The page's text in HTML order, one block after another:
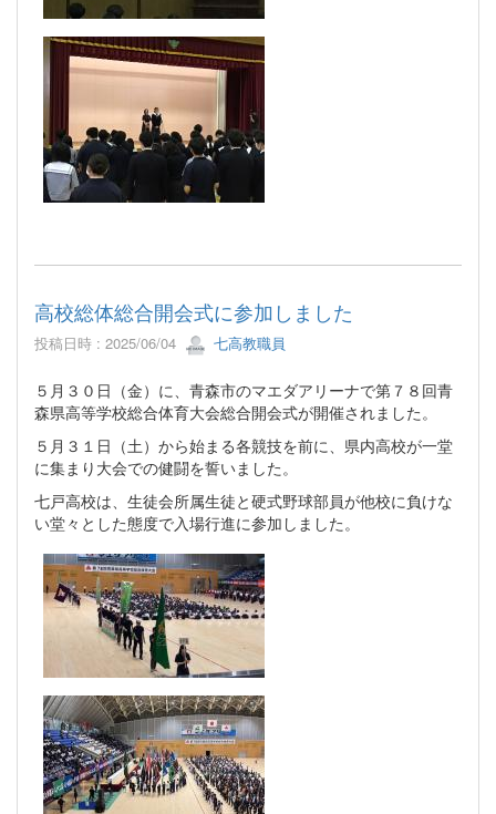
高校総体総合開会式に参加しました
投稿日時 : 2025/06/04 七高教職員
５月３０日（金）に、青森市のマエダアリーナで第７８回青
森県高等学校総合体育大会総合開会式が開催されました。
５月３１日（土）から始まる各競技を前に、県内高校が一堂
に集まり大会での健闘を誓いました。
七戸高校は、生徒会所属生徒と硬式野球部員が他校に負けな
い堂々とした態度で入場行進に参加しました。